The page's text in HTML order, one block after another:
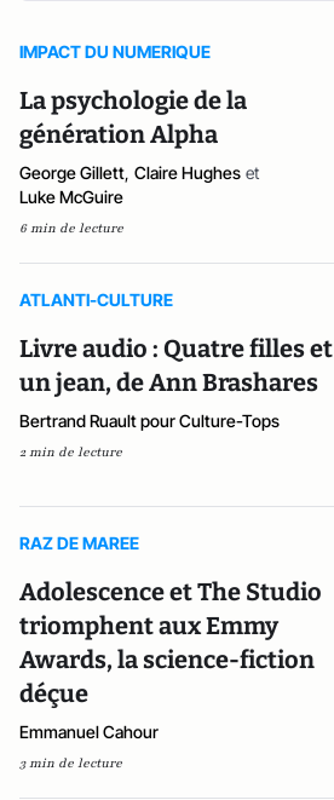
IMPACT DU NUMERIQUE
La psychologie de la
génération Alpha
George Gillett, Claire Hughes et
Luke McGuire
6 min de lecture
ATLANTI-CULTURE
Livre audio : Quatre filles et
un jean, de Ann Brashares
Bertrand Ruault pour Culture-Tops
2 min de lecture
RAZ DE MAREE
Adolescence et The Studio
triomphent aux Emmy
Awards, la science-fiction
déçue
Emmanuel Cahour
3 min de lecture